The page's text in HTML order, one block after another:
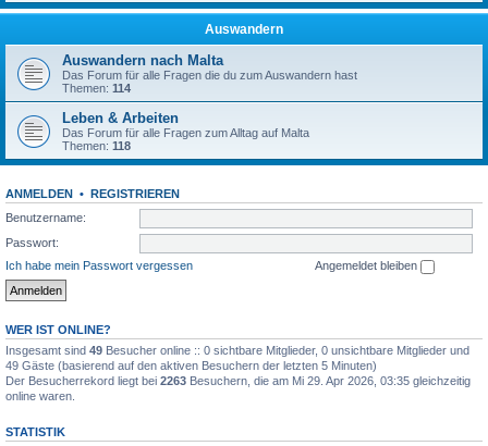
Auswandern
Auswandern nach Malta
Das Forum für alle Fragen die du zum Auswandern hast
Themen: 114
Leben & Arbeiten
Das Forum für alle Fragen zum Alltag auf Malta
Themen: 118
ANMELDEN • REGISTRIEREN
Benutzername:
Passwort:
Ich habe mein Passwort vergessen
Angemeldet bleiben
WER IST ONLINE?
Insgesamt sind 49 Besucher online :: 0 sichtbare Mitglieder, 0 unsichtbare Mitglieder und
49 Gäste (basierend auf den aktiven Besuchern der letzten 5 Minuten)
Der Besucherrekord liegt bei 2263 Besuchern, die am Mi 29. Apr 2026, 03:35 gleichzeitig
online waren.
STATISTIK